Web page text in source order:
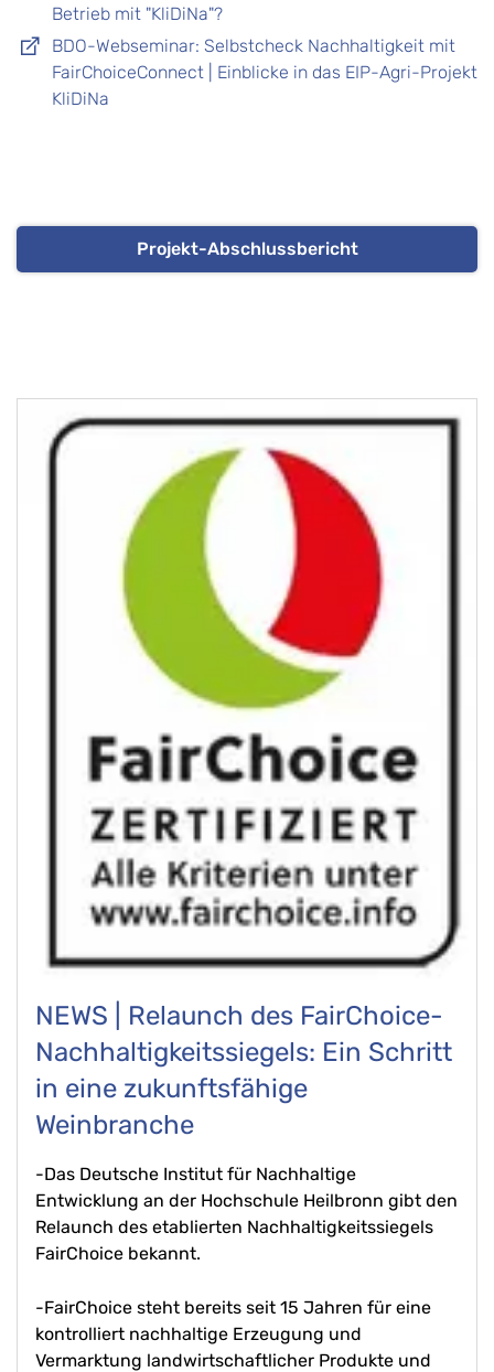
Betrieb mit "KliDiNa"?
BDO-Webseminar: Selbstcheck Nachhaltigkeit mit
FairChoiceConnect | Einblicke in das EIP-Agri-Projekt
KliDiNa
Projekt-Abschlussbericht
NEWS | Relaunch des FairChoice-
Nachhaltigkeitssiegels: Ein Schritt
in eine zukunftsfähige
Weinbranche
-Das Deutsche Institut für Nachhaltige
Entwicklung an der Hochschule Heilbronn gibt den
Relaunch des etablierten Nachhaltigkeitssiegels
FairChoice bekannt.
-FairChoice steht bereits seit 15 Jahren für eine
kontrolliert nachhaltige Erzeugung und
Vermarktung landwirtschaftlicher Produkte und